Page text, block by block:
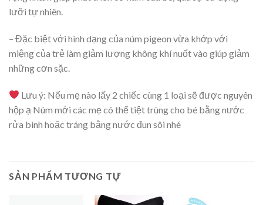
lưỡi tự nhiên.
– Đặc biệt với hình dạng của núm pigeon vừa khớp với
miệng của trẻ làm giảm lượng không khí nuốt vào giúp giảm
những cơn sặc.
Lưu ý: Nếu mẹ nào lấy 2 chiếc cùng 1 loại sẽ được nguyên
hộp ạ Núm mới các mẹ có thể tiệt trùng cho bé bằng nước
rửa bình hoặc tráng bằng nước đun sôi nhé
SẢN PHẨM TƯƠNG TỰ